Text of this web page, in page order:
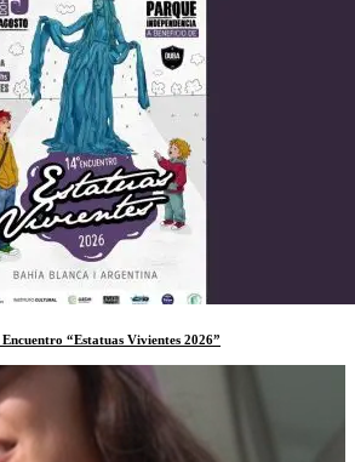
“Estatuas Vivientes 2026”